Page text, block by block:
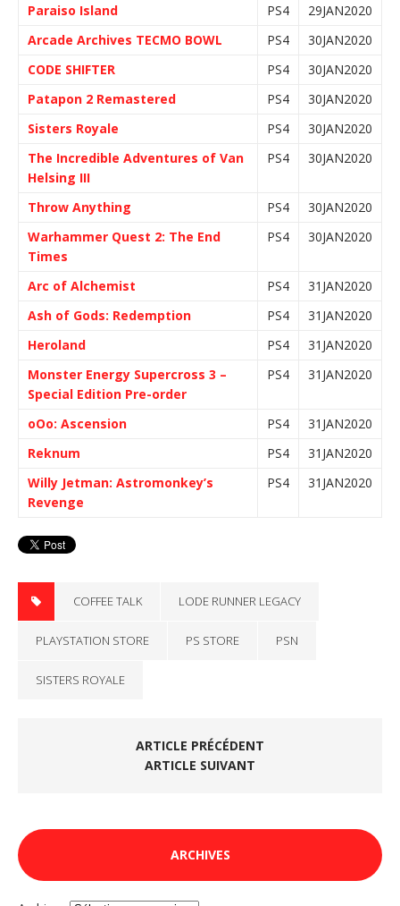
Paraiso Island
PS4
29JAN2020
Arcade Archives TECMO BOWL
PS4
30JAN2020
CODE SHIFTER
PS4
30JAN2020
Patapon 2 Remastered
PS4
30JAN2020
Sisters Royale
PS4
30JAN2020
The Incredible Adventures of Van
Helsing III
PS4 30JAN2020
Throw Anything PS4
30JAN2020
Warhammer Quest 2: The End
Times
PS4 30JAN2020
Arc of Alchemist PS4
31JAN2020
Ash of Gods: Redemption
PS4
31JAN2020
Heroland
PS4
31JAN2020
Monster Energy Supercross 3 –
Special Edition Pre-order
PS4 31JAN2020
oOo: Ascension PS4
31JAN2020
Reknum
PS4
31JAN2020
Willy Jetman: Astromonkey’s
Revenge
PS4 31JAN2020
COFFEE TALK LODE RUNNER LEGACY
PLAYSTATION STORE PS STORE PSN
SISTERS ROYALE
ARTICLE PRÉCÉDENT
ARTICLE SUIVANT
ARCHIVES